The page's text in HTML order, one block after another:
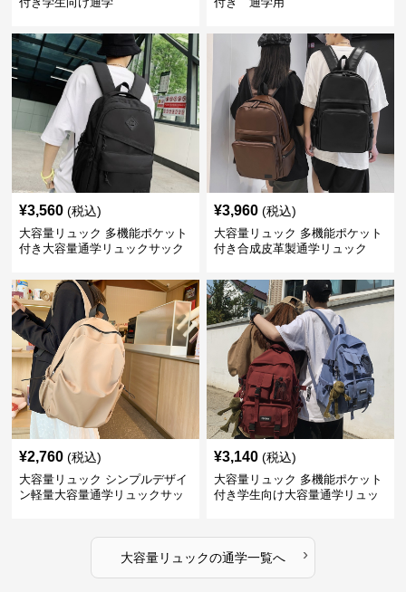
¥3,560 (税込)
大容量リュック 多機能ポケット
付き大容量通学リュックサック
¥3,960 (税込)
大容量リュック 多機能ポケット
付き合成皮革製通学リュック
¥2,760 (税込)
大容量リュック シンプルデザイ
ン軽量大容量通学リュックサッ
¥3,140 (税込)
大容量リュック 多機能ポケット
付き学生向け大容量通学リュッ
大容量リュックの通学一覧へ ›